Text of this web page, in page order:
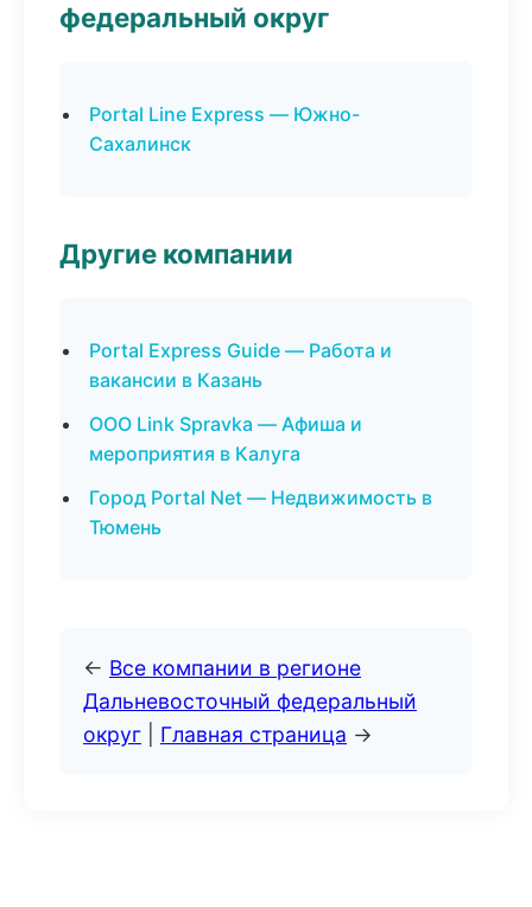
федеральный округ
Portal Line Express — Южно-
Сахалинск
Другие компании
Portal Express Guide — Работа и
вакансии в Казань
ООО Link Spravka — Афиша и
мероприятия в Калуга
Город Portal Net — Недвижимость в
Тюмень
← Все компании в регионе
Дальневосточный федеральный
округ
Главная страница →